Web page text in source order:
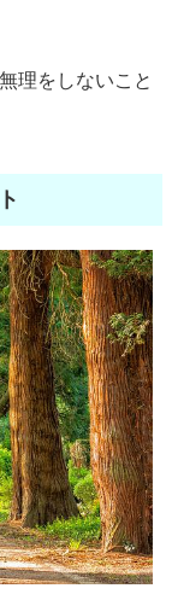
理をしないこと